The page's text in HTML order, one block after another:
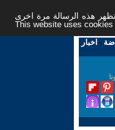
هذه الرسالة مرة اخرى -
This website uses
- اخبار